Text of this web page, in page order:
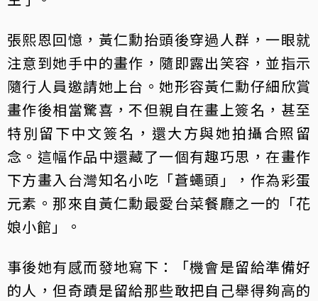
張熙恩回憶，黃仁勳抬頭後穿過人群，一眼就
注意到她手中的畫作，隨即露出笑容，並指示
隨行人員邀請她上台。她形容黃仁勳仔細欣賞
畫作後相當驚喜，不但親自在畫上簽名，甚至
特別留下中文簽名，還大方與她拍攝合照留
念。這幅作品中還藏了一個有趣巧思，在畫作
下方畫入台灣知名小吃「蒼蠅頭」，作為彩蛋
元素。那來自黃仁勳最愛台菜餐廳之一的「花
娘小館」。
事後她有感而發地寫下：「機會是留給準備好
的人，但奇蹟是留給那些敢把自己舉得夠高的